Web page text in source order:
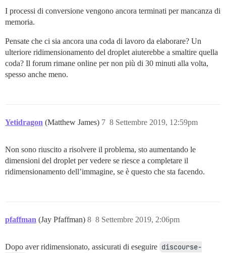
I processi di conversione vengono ancora terminati per mancanza di
memoria.
Pensate che ci sia ancora una coda di lavoro da elaborare? Un
ulteriore ridimensionamento del droplet aiuterebbe a smaltire quella
coda? Il forum rimane online per non più di 30 minuti alla volta,
spesso anche meno.
Yetidragon (Matthew James) 8 Settembre 2019, 12:59pm
7
Non sono riuscito a risolvere il problema, sto aumentando le
dimensioni del droplet per vedere se riesce a completare il
ridimensionamento dell’immagine, se è questo che sta facendo.
pfaffman (Jay Pfaffman) 8 Settembre 2019, 2:06pm
8
Dopo aver ridimensionato, assicurati di eseguire discourse-